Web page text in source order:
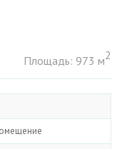
Площадь: 973 м2